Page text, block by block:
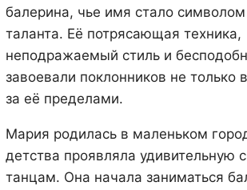
балерина, чье имя стало
таланта. Её потрясающая техника,
неподражаемый стиль и
завоевали поклонников не только
за её пределами.
Мария родилась в маленьком
детства проявляла удивительную
танцам. Она начала заниматься